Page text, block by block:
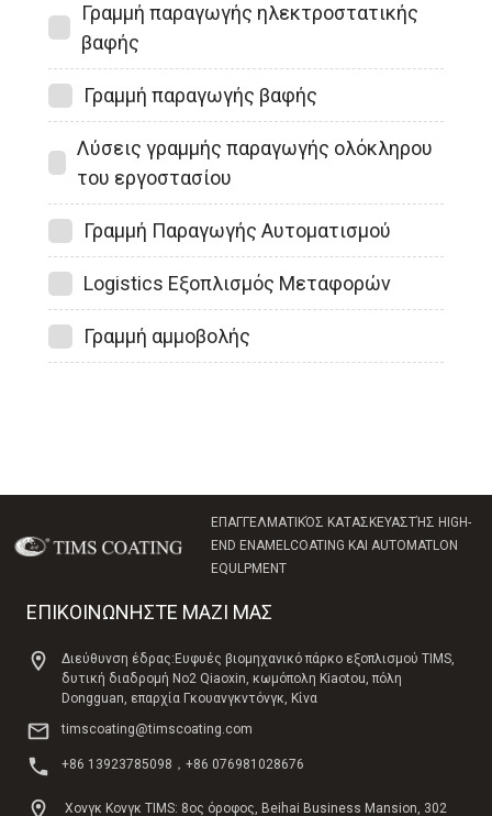
Γραμμή παραγωγής ηλεκτροστατικής
βαφής
Γραμμή παραγωγής βαφής
Λύσεις γραμμής παραγωγής ολόκληρου
του εργοστασίου
Γραμμή Παραγωγής Αυτοματισμού
Logistics Εξοπλισμός Μεταφορών
Γραμμή αμμοβολής
ΕΠΑΓΓΕΛΜΑΤΙΚΌΣ ΚΑΤΑΣΚΕΥΑΣΤΉΣ HIGH-
END ENAMELCOATING ΚΑΙ AUTOMATLON
EQULPMENT
ΕΠΙΚΟΙΝΩΝΗΣΤΕ ΜΑΖΙ ΜΑΣ
Διεύθυνση έδρας:Ευφυές βιομηχανικό πάρκο εξοπλισμού TIMS,
δυτική διαδρομή No2 Qiaoxin, κωμόπολη Kiaotou, πόλη
Dongguan, επαρχία Γκουανγκντόνγκ, Κίνα
timscoating@timscoating.com
+86 13923785098，+86 076981028676
Χονγκ Κονγκ TIMS: 8ος όροφος, Beihai Business Mansion, 302